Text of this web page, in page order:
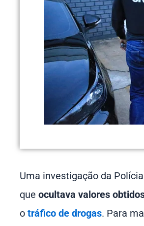
Uma investigação da
que ocultava valores
o tráfico de drogas. Para